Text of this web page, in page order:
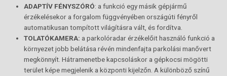
ADAPTÍV FÉNYSZÓRÓ: a funkció egy másik gépjármű
érzékelésekor a forgalom függvényében országúti fényről
automatikusan tompított világításra vált, és fordítva.
TOLATÓKAMERA: a parkolóradar érzékelőit használó funkció a
környezet jobb belátása révén mindenfajta parkolási manővert
megkönnyít. Hátramenetbe kapcsoláskor a gépkocsi mögötti
terület képe megjelenik a központi kijelzőn. A különböző színű